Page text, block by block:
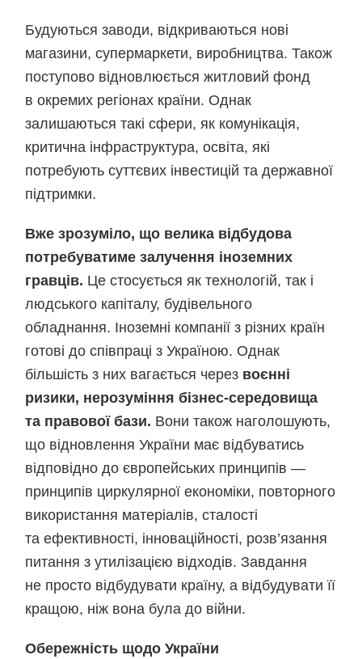
Будуються заводи, відкриваються нові
магазини, супермаркети, виробництва. Також
поступово відновлюється житловий фонд
в окремих регіонах країни. Однак
залишаються такі сфери, як комунікація,
критична інфраструктура, освіта, які
потребують суттєвих інвестицій та державної
підтримки.
Вже зрозуміло, що велика відбудова
потребуватиме залучення іноземних
гравців. Це стосується як технологій, так і
людського капіталу, будівельного
обладнання. Іноземні компанії з різних країн
готові до співпраці з Україною. Однак
більшість з них вагається через воєнні
ризики, нерозуміння бізнес-середовища
та правової бази. Вони також наголошують,
що відновлення України має відбуватись
відповідно до європейських принципів —
принципів циркулярної економіки, повторного
використання матеріалів, сталості
та ефективності, інноваційності, розв’язання
питання з утилізацією відходів. Завдання
не просто відбудувати країну, а відбудувати її
кращою, ніж вона була до війни.
Обережність щодо України